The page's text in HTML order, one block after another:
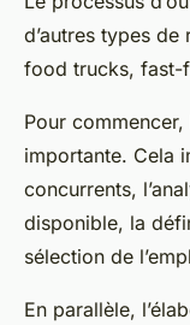
d’autres types
food trucks, fast-
Pour commencer,
importante. Cela
concurrents,
disponible, la
sélection de
En parallèle,